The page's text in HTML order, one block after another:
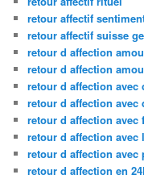
retour affectif
retour affectif suisse
retour d affection
retour d affection
retour d affection
retour d affection avec
retour d affection avec
retour d affection avec
retour d affection avec
retour d affection en